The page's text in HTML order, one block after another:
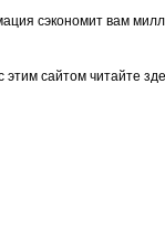
сэкономит вам
этим сайтом читайте